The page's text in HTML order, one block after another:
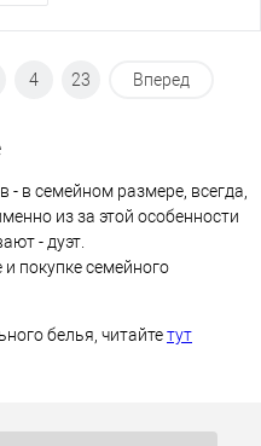
4 23 Вперед
- в семейном размере, всегда,
из за этой особенности
- дуэт.
покупке семейного
белья, читайтетут